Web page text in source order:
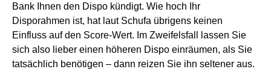
Bank Ihnen den Dispo kündigt. Wie hoch Ihr
Disporahmen ist, hat laut Schufa übrigens keinen
Einfluss auf den Score-Wert. Im Zweifelsfall lassen Sie
sich also lieber einen höheren Dispo einräumen, als Sie
tatsächlich benötigen – dann reizen Sie ihn seltener aus.